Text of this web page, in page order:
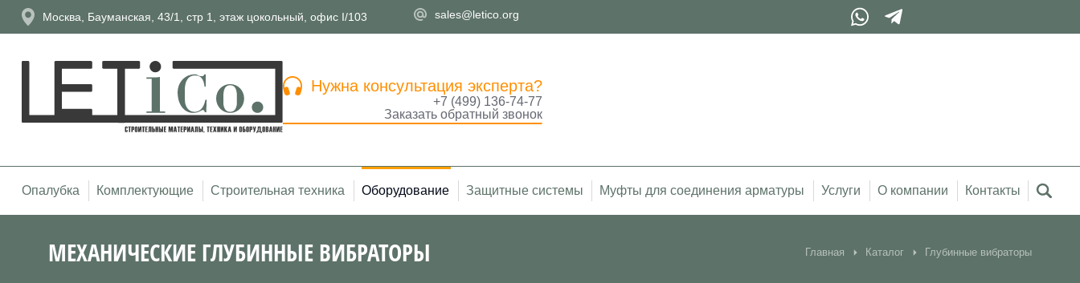
Москва, Бауманская, 43/1, стр 1, этаж цокольный, офис I/103 sales@letico.org
Нужна консультация эксперта?
+7 (499) 136-74-77
Заказать обратный звонок
Опалубка Комплектующие Строительная техника Оборудование Защитные системы Муфты для соединения арматуры Услуги О компании Контакты
МЕХАНИЧЕСКИЕ ГЛУБИННЫЕ ВИБРАТОРЫ Главная Каталог Глубинные вибраторы